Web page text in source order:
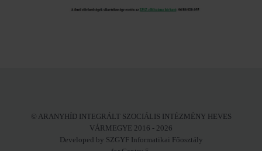
© ARANYHÍD INTEGRÁLT SZOCIÁLIS INTÉZMÉNY HEVES
VÁRMEGYE 2016 - 2026
Developed by SZGYF Informatikai Főosztály